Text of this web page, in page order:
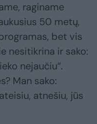
raginame
50 metų,
bet vis
nesitikrina ir sako:
nejaučiu“.
Man sako:
atnešiu, jūs